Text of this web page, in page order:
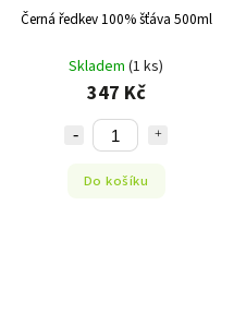
Černá ředkev 100% šťáva 500ml
Skladem (1 ks)
347 Kč
Do košíku